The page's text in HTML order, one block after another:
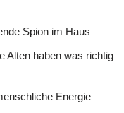
Spion im Haus
Alten haben was richtig
Energie